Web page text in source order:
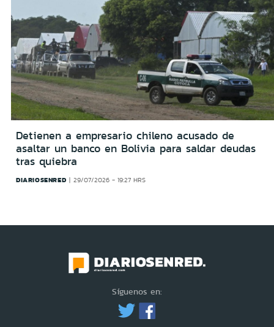
Detienen a empresario chileno acusado de
asaltar un banco en Bolivia para saldar deudas
tras quiebra
DIARIOSENRED 29/07/2026 - 19:27 HRS
Síguenos en: